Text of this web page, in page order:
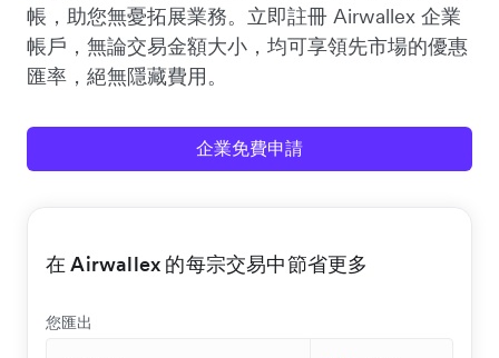
帳，助您無憂拓展業務。立即註冊 Airwallex 企業
帳戶，無論交易金額大小，均可享領先市場的優惠
匯率，絕無隱藏費用。
企業免費申請
在 Airwallex 的每宗交易中節省更多
您匯出